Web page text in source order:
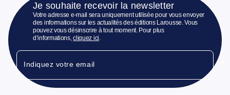
Je souhaite recevoir la newsletter
Votre adresse e-mail sera uniquement utilisée pour vous envoyer
des informations sur les actualités des éditions Larousse. Vous
pouvez vous désinscrire à tout moment. Pour plus
d’informations,cliquez ici.
Indiquez votre email